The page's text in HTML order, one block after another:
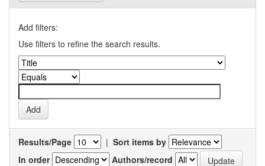
Add filters:
Use filters to refine the search results.
Results/Page | Sort items by
In order
Authors/record